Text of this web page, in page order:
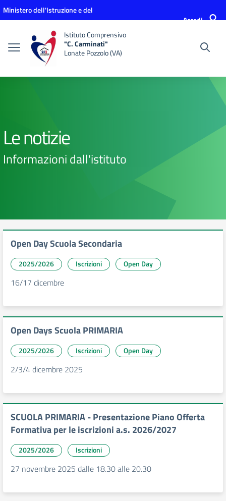
Vai ai contenuti
Vai al menu di navigazione
Vai al footer
Ministero dell'Istruzione e del
Accedi
Istituto Comprensivo
"C. Carminati"
Lonate Pozzolo (VA)
Le notizie
Informazioni dall'istituto
Open Day Scuola Secondaria
2025/2026 Iscrizioni Open Day
16/17 dicembre
Open Days Scuola PRIMARIA
2025/2026 Iscrizioni Open Day
2/3/4 dicembre 2025
SCUOLA PRIMARIA - Presentazione Piano Offerta
Formativa per le iscrizioni a.s. 2026/2027
2025/2026 Iscrizioni
27 novembre 2025 dalle 18.30 alle 20.30